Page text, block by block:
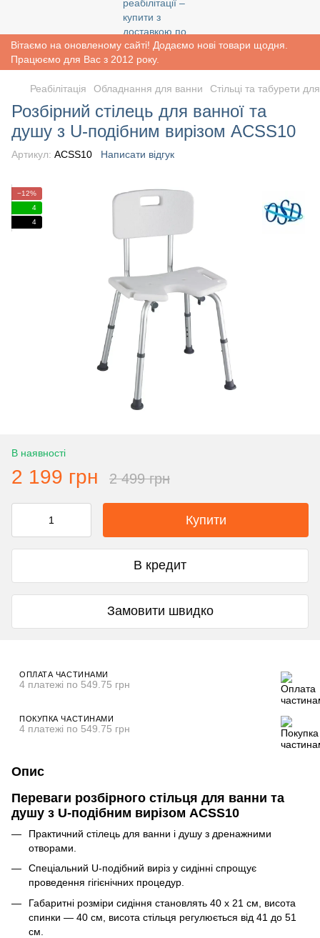
Вітаємо на оновленому сайті! Додаємо нові товари щодня.
Працюємо для Вас з 2012 року.
Реабiлiтацiя Обладнання для ванни Стільці та табурети
Розбірний стілець для ванної та
душу з U-подібним вирізом ACSS10
Артикул: ACSS10 Написати відгук
−12%
4
4
В наявності
2 199 грн 2 499 грн
Купити
В кредит
Замовити швидко
ОПЛАТА ЧАСТИНАМИ
4 платежі по 549.75 грн
ПОКУПКА ЧАСТИНАМИ
4 платежі по 549.75 грн
Опис
Переваги розбірного стільця для ванни та
душу з U-подібним вирізом ACSS10
Практичний стілець для ванни і душу з дренажними
отворами.
Спеціальний U-подібний виріз у сидінні спрощує
проведення гігієнічних процедур.
Габаритні розміри сидіння становлять 40 х 21 см, висота
спинки — 40 см, висота стільця регулюється від 41 до 51
см.